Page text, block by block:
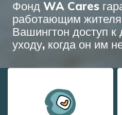
Фонд WA Cares
работающим
Вашингтон доступ к
уходу, когда он им